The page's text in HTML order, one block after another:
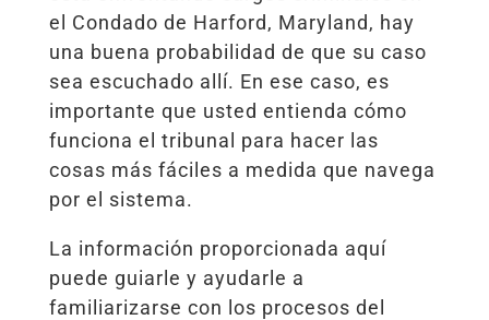
el Condado de Harford, Maryland, hay
una buena probabilidad de que su caso
sea escuchado allí. En ese caso, es
importante que usted entienda cómo
funciona el tribunal para hacer las
cosas más fáciles a medida que navega
por el sistema.
La información proporcionada aquí
puede guiarle y ayudarle a
familiarizarse con los procesos del